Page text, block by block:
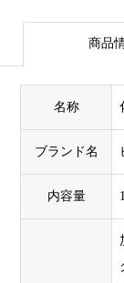
商品
名称
ブランド名
内容量